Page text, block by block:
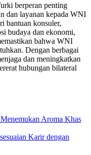
berperan penting
dan layanan kepada WNI
bantuan konsuler,
budaya dan ekonomi,
bahwa WNI
Dengan berbagai
dan meningkatkan
hubungan bilateral
Aroma Khas
Karir dengan